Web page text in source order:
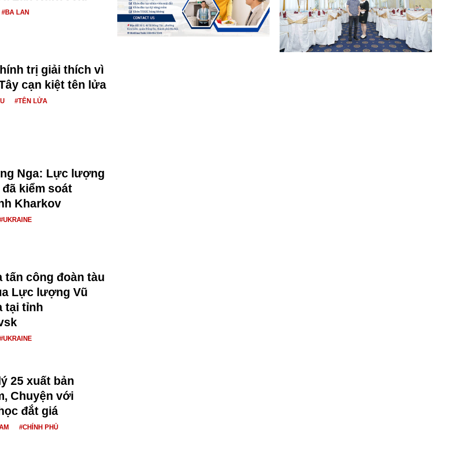
#BA LAN
trị giải thích vì
cạn kiệt tên lửa
#TÊN LỬA
Nga: Lực lượng
kiểm soát
Kharkov
#UKRAINE
tấn công đoàn tàu
Lực lượng Vũ
tại tỉnh
#UKRAINE
25 xuất bản
Chuyện với
đắt giá
#CHÍNH PHỦ